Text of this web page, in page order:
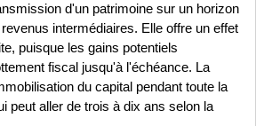
d'un patrimoine sur un horizon
intermédiaires. Elle offre un effet
puisque les gains potentiels
fiscal jusqu'à l'échéance. La
du capital pendant toute la
peut aller de trois à dix ans selon la